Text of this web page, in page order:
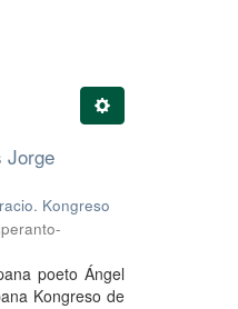
Jorge
Kongreso
poeto Ángel
Kongreso de